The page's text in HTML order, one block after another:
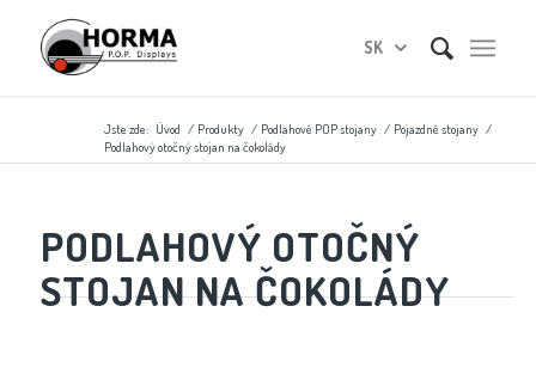
SK
Jste zde: Úvod / Produkty / Podlahové POP stojany / Pojazdné stojany /
Podlahový otočný stojan na čokolády
PODLAHOVÝ OTOČNÝ
STOJAN NA ČOKOLÁDY